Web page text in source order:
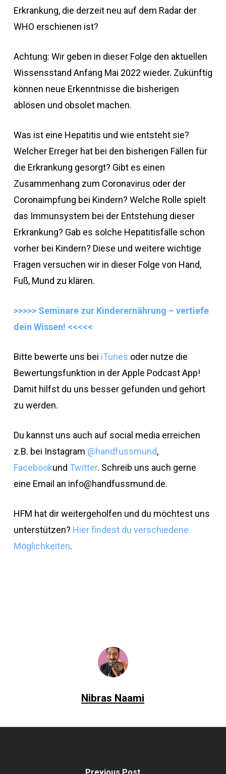
Erkrankung, die derzeit neu auf dem Radar der
WHO erschienen ist?
Achtung: Wir geben in dieser Folge den aktuellen
Wissensstand Anfang Mai 2022 wieder. Zukünftig
können neue Erkenntnisse die bisherigen
ablösen und obsolet machen.
Was ist eine Hepatitis und wie entsteht sie?
Welcher Erreger hat bei den bisherigen Fällen für
die Erkrankung gesorgt? Gibt es einen
Zusammenhang zum Coronavirus oder der
Coronaimpfung bei Kindern? Welche Rolle spielt
das Immunsystem bei der Entstehung dieser
Erkrankung? Gab es solche Hepatitisfälle schon
vorher bei Kindern? Diese und weitere wichtige
Fragen versuchen wir in dieser Folge von Hand,
Fuß, Mund zu klären.
>>>>> Seminare zur Kinderernährung – vertiefe
dein Wissen! <<<<<
Bitte bewerte uns bei iTunes oder nutze die
Bewertungsfunktion in der Apple Podcast App!
Damit hilfst du uns besser gefunden und gehört
zu werden.
Du kannst uns auch auf social media erreichen
z.B. bei Instagram @handfussmund,
Facebookund Twitter. Schreib uns auch gerne
eine Email an info@handfussmund.de.
HFM hat dir weitergeholfen und du möchtest uns
unterstützen? Hier findest du verschiedene
Möglichkeiten.
Nibras Naami